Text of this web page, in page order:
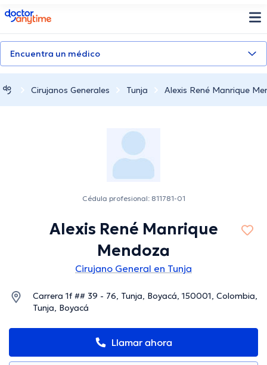
doctoranytime
Encuentra un médico
Cirujanos Generales Tunja Alexis René Manrique
Cédula profesional: 811781-01
Alexis René Manrique
Mendoza
Cirujano General en Tunja
Carrera 1f ## 39 - 76, Tunja, Boyacá, 150001, Colombia,
Tunja, Boyacá
Llamar ahora